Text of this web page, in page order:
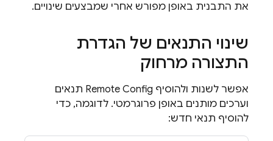
את התבנית באופן מפורש אחרי שמבצעים שינויים.
שינוי התנאים של הגדרת
התצורה מרחוק
אפשר לשנות ולהוסיף Remote Config תנאים
וערכים מותנים באופן פרוגרמטי. לדוגמה, כדי
להוסיף תנאי חדש: